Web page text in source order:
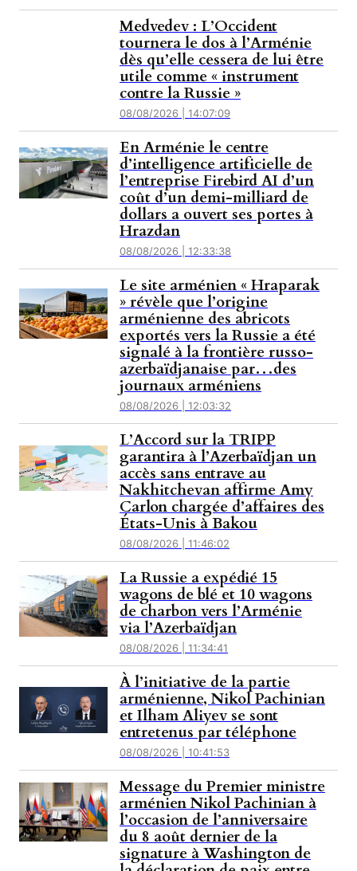
Medvedev : L’Occident
tournera le dos à l’Arménie
dès qu’elle cessera de lui être
utile comme « instrument
contre la Russie »
08/08/2026 | 14:07:09
En Arménie le centre
d’intelligence artificielle de
l’entreprise Firebird AI d’un
coût d’un demi-milliard de
dollars a ouvert ses portes à
Hrazdan
08/08/2026 | 12:33:38
Le site arménien « Hraparak
» révèle que l’origine
arménienne des abricots
exportés vers la Russie a été
signalé à la frontière russo-
azerbaïdjanaise par…des
journaux arméniens
08/08/2026 | 12:03:32
L’Accord sur la TRIPP
garantira à l’Azerbaïdjan un
accès sans entrave au
Nakhitchevan affirme Amy
Carlon chargée d’affaires des
États-Unis à Bakou
08/08/2026 | 11:46:02
La Russie a expédié 15
wagons de blé et 10 wagons
de charbon vers l’Arménie
via l’Azerbaïdjan
08/08/2026 | 11:34:41
À l’initiative de la partie
arménienne, Nikol Pachinian
et Ilham Aliyev se sont
entretenus par téléphone
08/08/2026 | 10:41:53
Message du Premier ministre
arménien Nikol Pachinian à
l’occasion de l’anniversaire
du 8 août dernier de la
signature à Washington de